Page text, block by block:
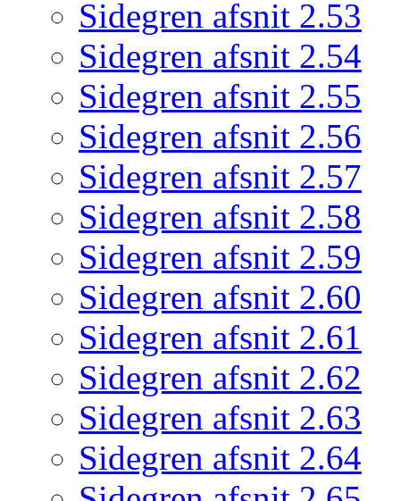
Sidegren afsnit 2.53
Sidegren afsnit 2.54
Sidegren afsnit 2.55
Sidegren afsnit 2.56
Sidegren afsnit 2.57
Sidegren afsnit 2.58
Sidegren afsnit 2.59
Sidegren afsnit 2.60
Sidegren afsnit 2.61
Sidegren afsnit 2.62
Sidegren afsnit 2.63
Sidegren afsnit 2.64